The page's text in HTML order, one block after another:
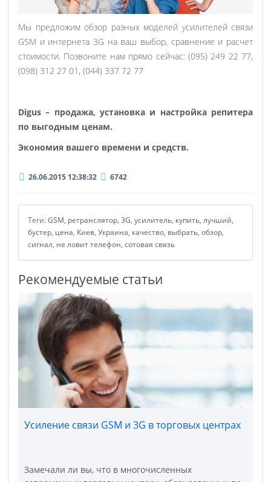
Мы предложим обзор разных моделей усилителей связи
GSM и интернета 3G на ваш выбор, сравнение и расчет
стоимости. Позвоните нам прямо сейчас: (095) 249 22 77,
(098) 312 27 01, (044) 337 72 77
Digus – продажа, установка и настройка репитера
по выгодным ценам.
Экономия вашего времени и средств.
26.06.2015 12:38:32 6742
Теги:GSM, ретранслятор, 3G, усилитель, купить, лучший,
бустер, цена, Киев, Украина, качество, выбрать, обзор,
сигнал, не ловит телефон, сотовая связь
Рекомендуемые статьи
Усиление связи GSM и 3G в торговых центрах
Замечали ли вы, что в многочисленных